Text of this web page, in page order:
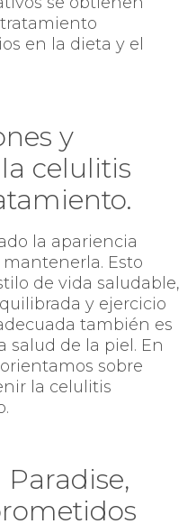
en la dieta y el
y
celulitis
la apariencia
Esto
de vida saludable,
y ejercicio
también es
salud de la piel. En
sobre
la celulitis